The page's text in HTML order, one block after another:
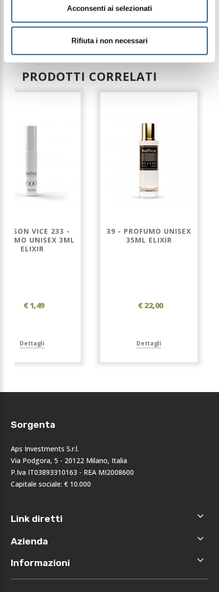
Acconsenti ai selezionati
Rifiuta i non necessari
Le immagini dei prodotti sono puramente
disponibilità del packaging
PRODOTTI CORRELATI
VICE 233 -
UNISEX 3ML
ELIXIR
€ 1,49
Dettagli
39 - PROFUMO UNISEX
35ML ELIXIR
€ 22,00
Dettagli
Sorgenta
Aps Investments S.r.l.
Via Podgora, 5 - 20122 Milano, Italia
P.Iva IT03893310163 - REA MI2008600
Capitale sociale: € 10.000
Link diretti
Home
Accedi
Registrati
Azienda
Chi siamo
I nostri
Informazioni
Privacy